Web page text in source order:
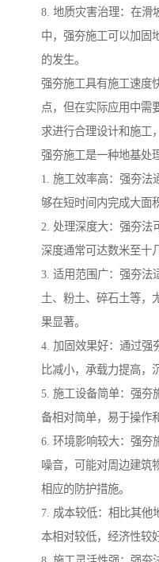
8. 地质灾害治理：在滑
中，强夯施工可以加固
的发生。
强夯施工具有施工速度
点，但在实际应用中需
求进行合理设计和施工
强夯施工是一种地基处
1. 施工效率高：强夯法
够在短时间内完成大面
2. 处理深度大：强夯法
深度通常可达数米至十
3. 适用范围广：强夯法
土、粉土、碎石土等，
果显著。
4. 加固效果好：通过强
比减小，承载力提高，
5. 施工设备简单：强夯
备相对简单，易于操作
6. 环境影响较大：强夯
噪音，可能对周边建筑
相应的防护措施。
7. 成本较低：相比其他
本相对较低，经济性较